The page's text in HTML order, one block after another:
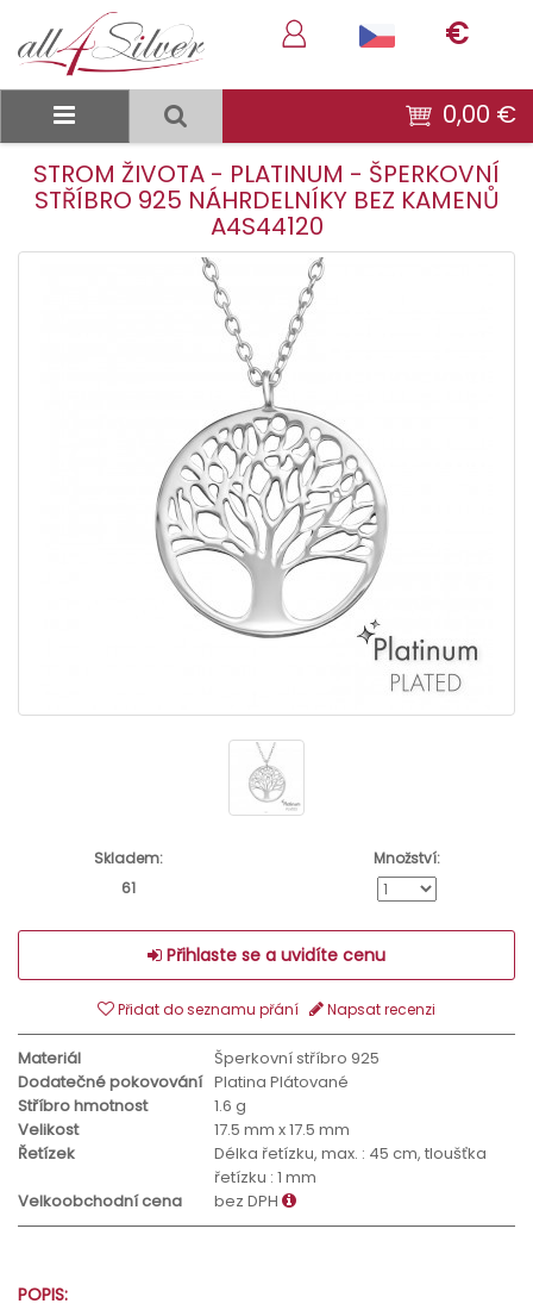
€
0,00 €
STROM ŽIVOTA - PLATINUM - ŠPERKOVNÍ
STŘÍBRO 925 NÁHRDELNÍKY BEZ KAMENŮ
A4S44120
Skladem:
61
Množství:
Přihlaste se a uvidíte cenu
Přidat do seznamu přání Napsat recenzi
Materiál
Šperkovní stříbro 925
Dodatečné pokovování Platina Plátované
Stříbro hmotnost
1.6 g
Velikost
17.5 mm x 17.5 mm
Řetízek
Délka řetízku, max. : 45 cm, tloušťka
řetízku : 1 mm
Velkoobchodní cena
bez DPH
POPIS: